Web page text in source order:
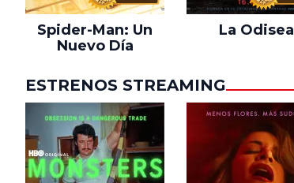
Spider-Man: Un
Nuevo Día
La Odisea
ESTRENOS STREAMING